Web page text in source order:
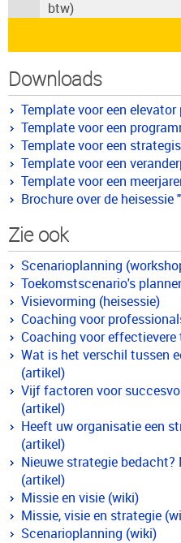
btw)
Downloads
Template voor een
Template voor een
Template voor een
Template voor een
Template voor een
Brochure over de heisessie
Zie ook
Scenarioplanning
Toekomstscenario's
Visievorming (heisessie)
Coaching voor
Coaching voor
Wat is het verschil tussen
(artikel)
Vijf factoren voor
(artikel)
Heeft uw organisatie een
(artikel)
Nieuwe strategie
(artikel)
Missie en visie (wiki)
Missie, visie en strategie
Scenarioplanning (wiki)